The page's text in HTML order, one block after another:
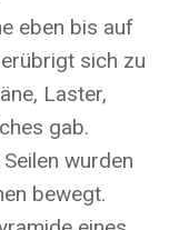
eben bis auf
sich zu
Laster,
gab.
wurden
bewegt.